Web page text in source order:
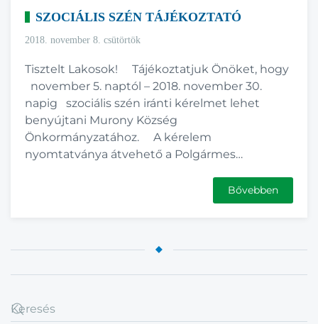
SZOCIÁLIS SZÉN TÁJÉKOZTATÓ
2018. november 8. csütörtök
Tisztelt Lakosok! Tájékoztatjuk Önöket, hogy
november 5. naptól – 2018. november 30.
napig szociális szén iránti kérelmet lehet
benyújtani Murony Község
Önkormányzatához. A kérelem
nyomtatványa átvehető a Polgármes…
Bővebben